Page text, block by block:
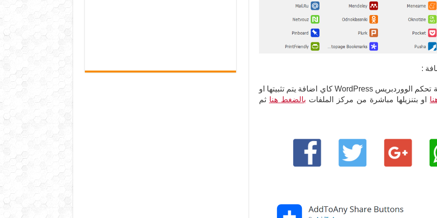
:
قم اولا بتنزيل الاضافة او تثبيتها عبر لوحة تحكم الووردبريس WordPress كاي اضافة يتم تثبيتها او
او بتنزيلها مباشرة من مركز الملفات بالضغط هنا ثم